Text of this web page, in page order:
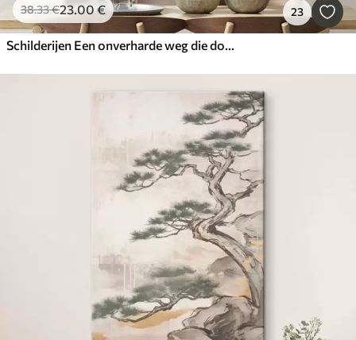
38.33€23.00 € 23
Schilderijen Een onverharde weg die door een bos slingert in de herfst, met hoge bomen aan beide kanten